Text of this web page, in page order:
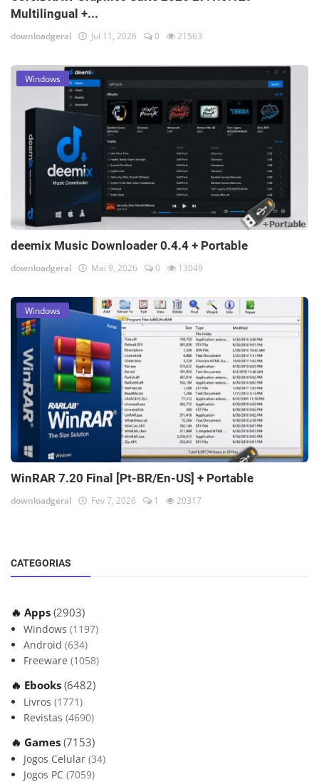
Multilingual +...
downloadgeral Jul 11, 2026 0 21563
Windows
deemix Music Downloader 0.4.4 + Portable
downloadgeral Mai 9, 2026 0 13049
Windows
WinRAR 7.20 Final [Pt-BR/En-US] + Portable
downloadgeral Fev 7, 2026 1 20317
CATEGORIAS
🔥 Apps (2903)
Windows (1197)
Android (634)
Freeware (1058)
🔥 Ebooks (6482)
Livros (1771)
Revistas (4690)
🔥 Games (7153)
Jogos Celular (34)
Jogos PC (7059)